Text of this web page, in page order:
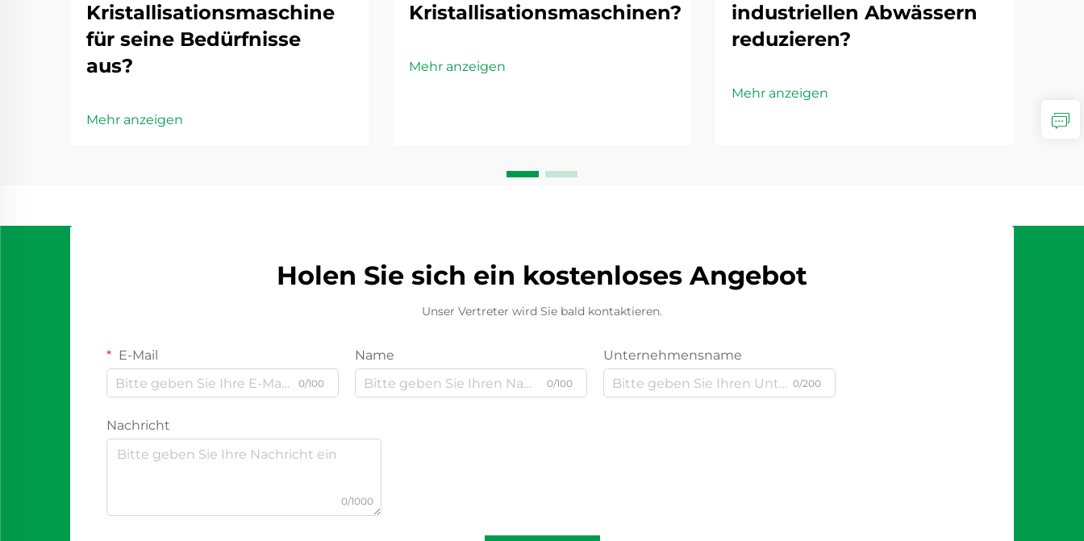
Kristallisationsmaschine
für seine Bedürfnisse
aus?
Mehr anzeigen
Kristallisationsmaschinen?
Mehr anzeigen
industriellen Abwässern
reduzieren?
Mehr anzeigen
Holen Sie sich ein kostenloses Angebot
Unser Vertreter wird Sie bald kontaktieren.
E-Mail
0/100
Name
0/100
Unternehmensname
0/200
Nachricht
0/1000